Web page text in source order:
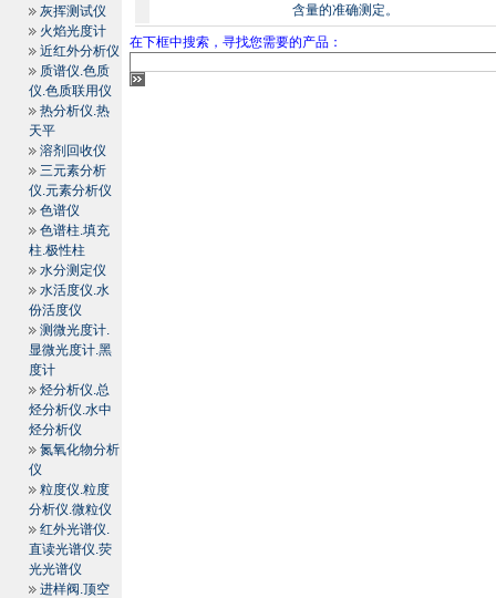
灰挥测试仪
火焰光度计
近红外分析仪
质谱仪.色质
仪.色质联用仪
热分析仪.热
天平
溶剂回收仪
三元素分析
仪.元素分析仪
色谱仪
色谱柱.填充
柱.极性柱
水分测定仪
水活度仪.水
份活度仪
测微光度计.
显微光度计.黑
度计
烃分析仪.总
烃分析仪.水中
烃分析仪
氮氧化物分析
仪
粒度仪.粒度
分析仪.微粒仪
红外光谱仪.
直读光谱仪.荧
光光谱仪
进样阀.顶空
含量的准确测定。
在下框中搜索，寻找您需要的产品：